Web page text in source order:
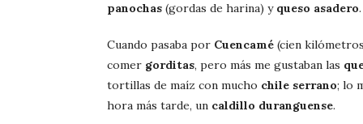
panochas (gordas de harina) y queso asadero.
Cuando pasaba por Cuencamé (cien
comer gorditas, pero más me gustaban las
tortillas de maíz con mucho chile serrano; lo
hora más tarde, un caldillo duranguense.